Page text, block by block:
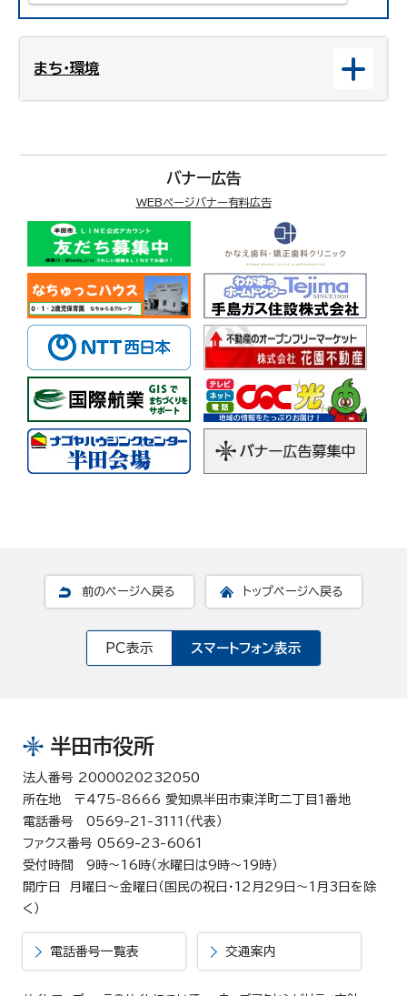
まち・環境
バナー広告
WEBページバナー有料広告
前のページへ戻る トップページへ戻る
PC表示 スマートフォン表示
半田市役所
法人番号 2000020232050
所在地 〒475-8666 愛知県半田市東洋町二丁目1番地
電話番号 0569-21-3111（代表）
ファクス番号 0569-23-6061
受付時間 9時～16時（水曜日は9時～19時）
開庁日 月曜日～金曜日（国民の祝日・12月29日～1月3日を除
く）
電話番号一覧表 交通案内